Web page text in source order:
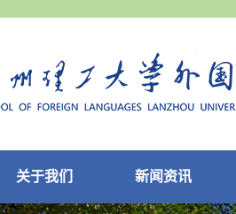
关于我们 新闻资讯